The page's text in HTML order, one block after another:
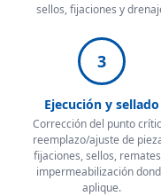
sellos, fijaciones y
3
Ejecución y sellado
Corrección del punto
reemplazo/ajuste de
fijaciones, sellos,
impermeabilización
aplique.